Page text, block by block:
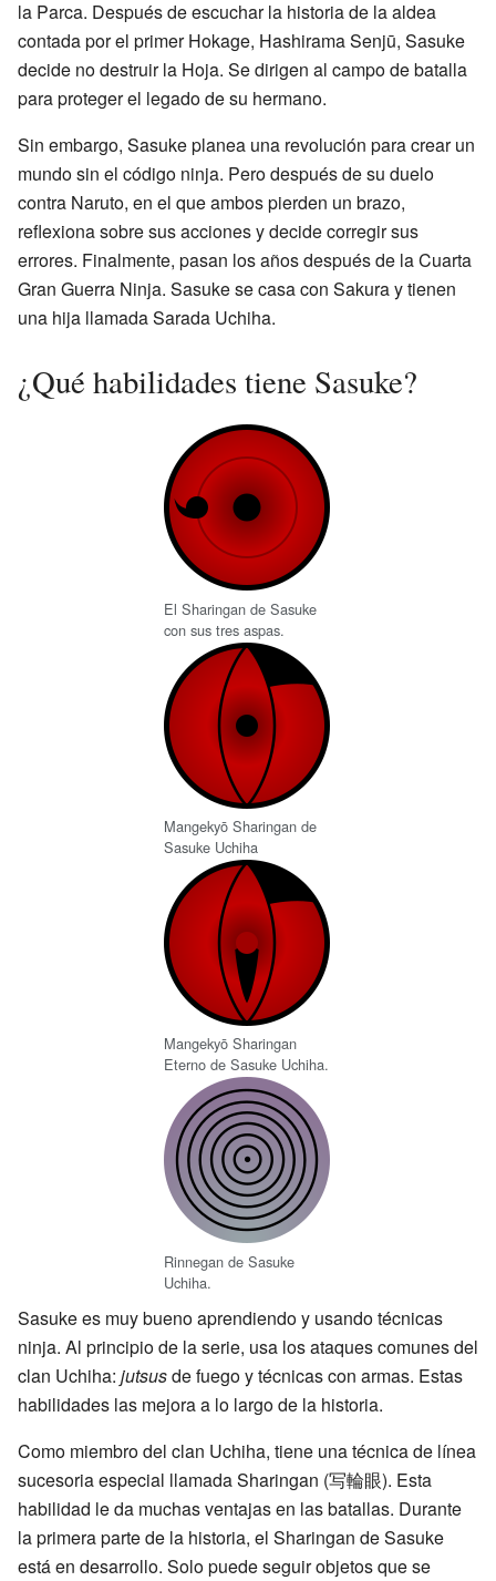
la Parca. Después de escuchar la historia de la aldea
contada por el primer Hokage, Hashirama Senjū, Sasuke
decide no destruir la Hoja. Se dirigen al campo de batalla
para proteger el legado de su hermano.
Sin embargo, Sasuke planea una revolución para crear un
mundo sin el código ninja. Pero después de su duelo
contra Naruto, en el que ambos pierden un brazo,
reflexiona sobre sus acciones y decide corregir sus
errores. Finalmente, pasan los años después de la Cuarta
Gran Guerra Ninja. Sasuke se casa con Sakura y tienen
una hija llamada Sarada Uchiha.
¿Qué habilidades tiene Sasuke?
El Sharingan de Sasuke
con sus tres aspas.
Mangekyō Sharingan de
Sasuke Uchiha
Mangekyō Sharingan
Eterno de Sasuke Uchiha.
Rinnegan de Sasuke
Uchiha.
Sasuke es muy bueno aprendiendo y usando técnicas
ninja. Al principio de la serie, usa los ataques comunes del
clan Uchiha: jutsusde fuego y técnicas con armas. Estas
habilidades las mejora a lo largo de la historia.
Como miembro del clan Uchiha, tiene una técnica de línea
sucesoria especial llamada Sharingan (写輪眼). Esta
habilidad le da muchas ventajas en las batallas. Durante
la primera parte de la historia, el Sharingan de Sasuke
está en desarrollo. Solo puede seguir objetos que se